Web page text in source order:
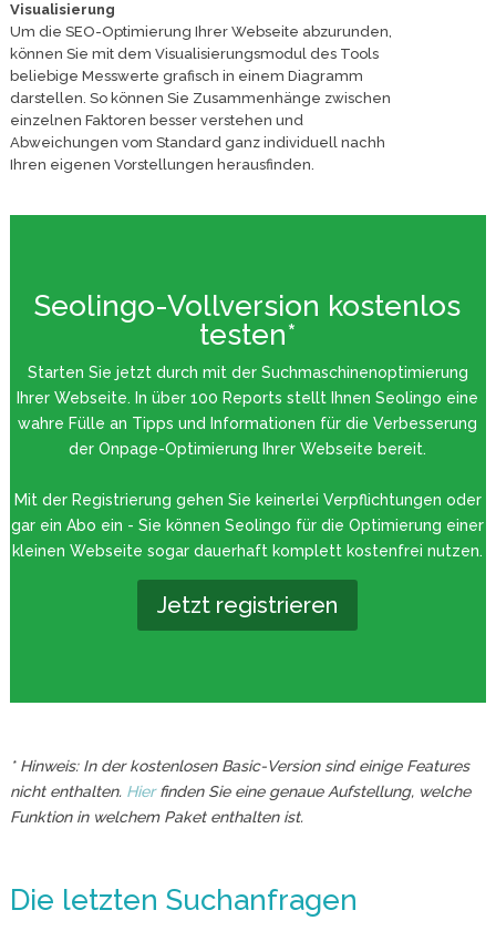
Visualisierung
Um die SEO-Optimierung Ihrer Webseite abzurunden,
können Sie mit dem Visualisierungsmodul des Tools
beliebige Messwerte grafisch in einem Diagramm
darstellen. So können Sie Zusammenhänge zwischen
einzelnen Faktoren besser verstehen und
Abweichungen vom Standard ganz individuell nachh
Ihren eigenen Vorstellungen herausfinden.
Seolingo-Vollversion kostenlos
testen*
Starten Sie jetzt durch mit der Suchmaschinenoptimierung
Ihrer Webseite. In über 100 Reports stellt Ihnen Seolingo eine
wahre Fülle an Tipps und Informationen für die Verbesserung
der Onpage-Optimierung Ihrer Webseite bereit.
Mit der Registrierung gehen Sie keinerlei Verpflichtungen oder
gar ein Abo ein - Sie können Seolingo für die Optimierung einer
kleinen Webseite sogar dauerhaft komplett kostenfrei nutzen.
Jetzt registrieren
* Hinweis: In der kostenlosen Basic-Version sind einige Features
nicht enthalten. Hierfinden Sie eine genaue Aufstellung, welche
Funktion in welchem Paket enthalten ist.
Die letzten Suchanfragen